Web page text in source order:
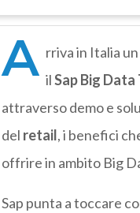
A rriva in Italia
ilSap Big Data
attraverso demo e
del retail, i benefici
offrire in ambito Big
Sap punta a toccare